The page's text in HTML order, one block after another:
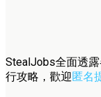
StealJobs全面透
行攻略，歡迎匿名